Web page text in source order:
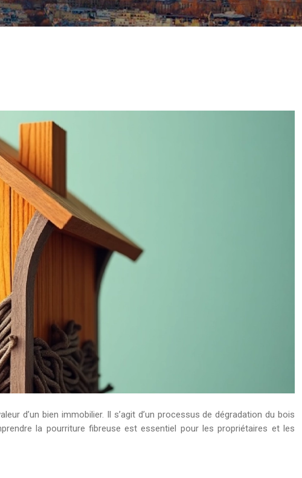
d’un bien immobilier. Il s’agit d’un processus de dégradation du bois
la pourriture fibreuse est essentiel pour les propriétaires et les